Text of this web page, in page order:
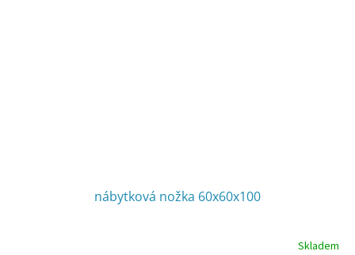
nábytková nožka 60x60x100
Skladem